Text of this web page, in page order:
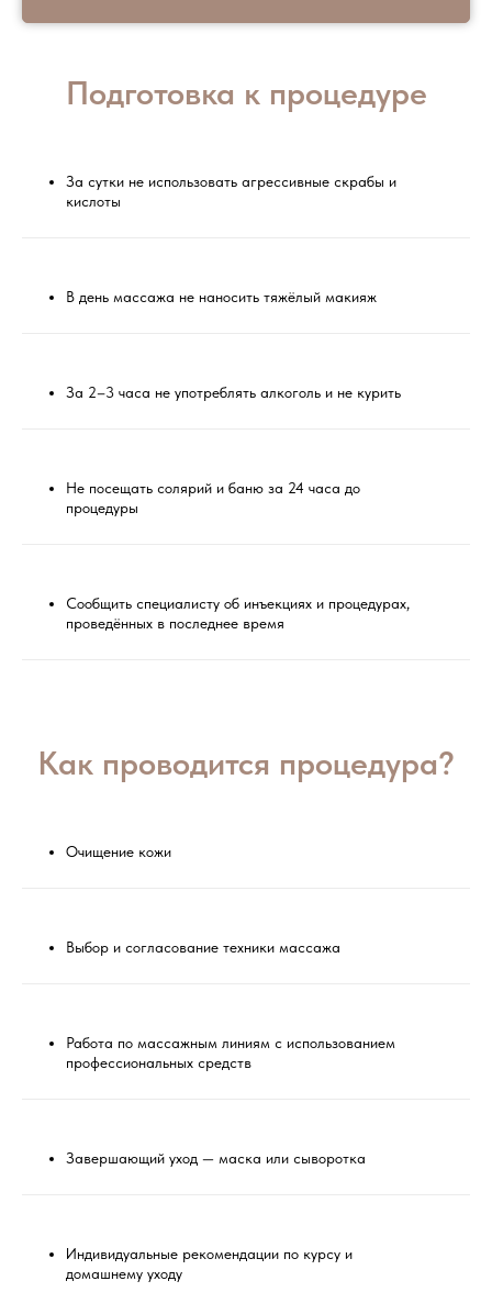
Подготовка к процедуре
За сутки не использовать агрессивные скрабы и
кислоты
В день массажа не наносить тяжёлый макияж
За 2–3 часа не употреблять алкоголь и не курить
Не посещать солярий и баню за 24 часа до
процедуры
Сообщить специалисту об инъекциях и процедурах,
проведённых в последнее время
Как проводится процедура?
Очищение кожи
Выбор и согласование техники массажа
Работа по массажным линиям с использованием
профессиональных средств
Завершающий уход — маска или сыворотка
Индивидуальные рекомендации по курсу и
домашнему уходу